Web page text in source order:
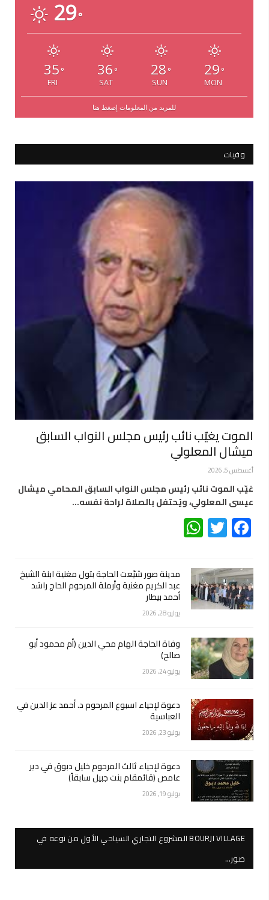
29°
35 °
FRI
36 °
SAT
28 °
SUN
29 °
MON
للمزيد من المعلومات إضغط هنا
وفيات
الموت يغيّب نائب رئيس مجلس النواب السابق
ميشال المعلولي
أغسطس 5, 2026
غيّب الموت نائب رئيس مجلس النواب السابق المحامي ميشال
عيسى المعلولي، ويُحتفل بالصلاة لراحة نفسه…
Facebook
Twitter
مدينة صور شيّعت الحاجة بتول مغنية ابنة الشيخ
عبد الكريم مغنية وأرملة المرحوم الحاج راشد
أحمد بيطار
يوليو 28, 2026
وفاة الحاجة الهام محي الدين (أم محمود أبو
صالح)
يوليو 24, 2026
دعوة لإحياء اسبوع المرحوم د. أحمد عز الدين في
العباسية
يوليو 23, 2026
دعوة لإحياء ثالث المرحوم خليل دبوق في دير
عامص (قائمقام بنت جبيل سابقاً)
يوليو 19, 2026
BOURJI VILLAGE المشروع التجاري السياحي الأول من نوعه في
صور…